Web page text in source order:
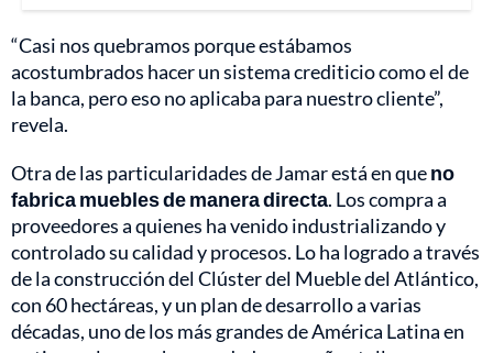
“Casi nos quebramos porque estábamos
acostumbrados hacer un sistema crediticio como el de
la banca, pero eso no aplicaba para nuestro cliente”,
revela.
Otra de las particularidades de Jamar está en queno
fabrica muebles de manera directa. Los compra a
proveedores a quienes ha venido industrializando y
controlado su calidad y procesos. Lo ha logrado a través
de la construcción del Clúster del Mueble del Atlántico,
con 60 hectáreas, y un plan de desarrollo a varias
décadas, uno de los más grandes de América Latina en